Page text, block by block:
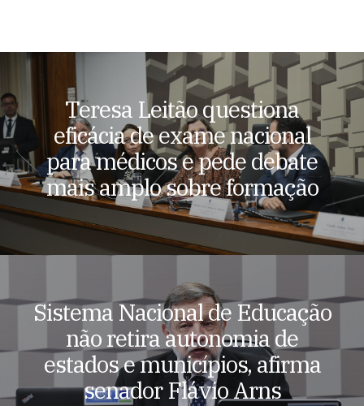
Teresa Leitão questiona
eficácia de exame nacional
para médicos e pede debate
mais amplo sobre formação
Sistema Nacional de Educação
não retira autonomia de
estados e municípios, afirma
senador Flávio Arns